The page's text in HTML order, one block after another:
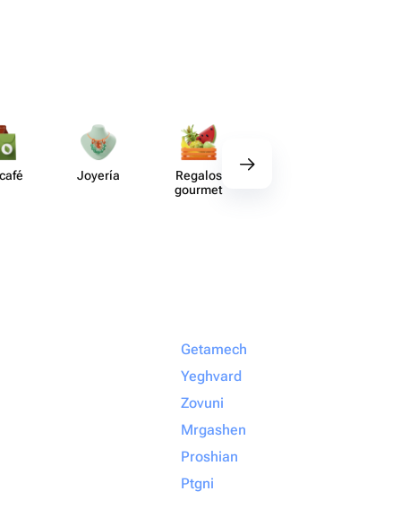
Joyería
Regalos
gourmet
Getamech
Yeghvard
Zovuni
Mrgashen
Proshian
Ptgni